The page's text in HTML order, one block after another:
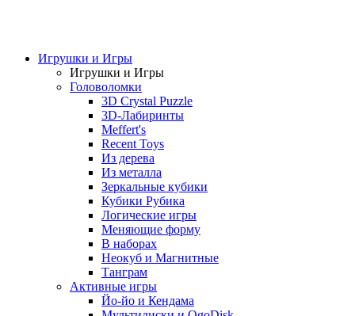
Игрушки и Игры
Игрушки и Игры
Головоломки
3D Crystal Puzzle
3D-Лабиринты
Meffert's
Recent Toys
Из дерева
Из металла
Зеркальные кубики
Кубики Рубика
Логические игры
Меняющие форму
В наборах
Неокуб и Магнитные
Танграм
Активные игры
Йо-йо и Кендама